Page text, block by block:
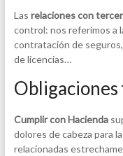
Las relaciones con
control: nos referimos a
contratación de
de licencias…
Obligaciones
Cumplir con Hacienda
dolores de cabeza para
relacionadas